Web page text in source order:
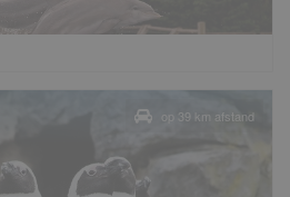
op 39 km afstand